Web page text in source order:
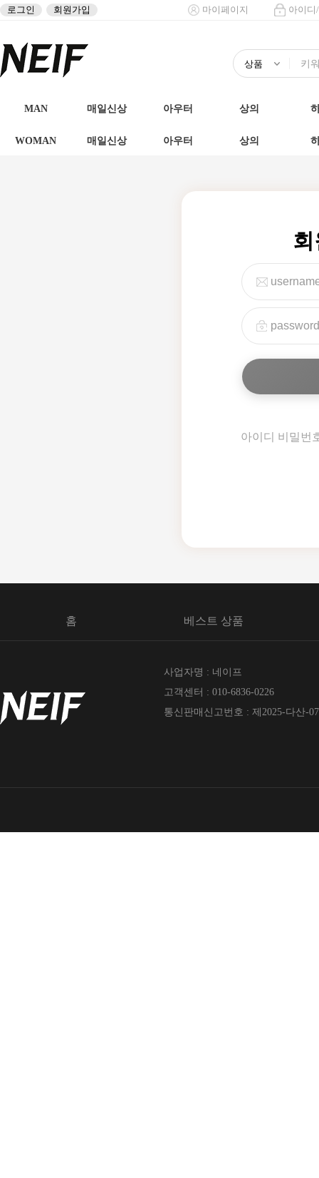
로그인 회원가입 마이페이지 아이디
MAN 매일신상 아우터 상의
WOMAN 매일신상 아우터 상의
아이디 비밀번
홈 베스트 상품
사업자명 : 네이프
고객센터 : 010-6836-0226
통신판매신고번호 : 제2025-다산-